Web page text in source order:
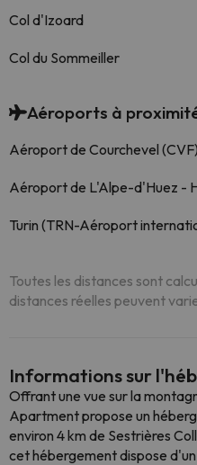
Col d'Izoard
Col du Sommeiller
Aéroports à
Aéroport de Courchevel (CVF)
Aéroport de L'Alpe-d'Huez -
Turin (TRN-Aéroport
Toutes les distances sont
distances réelles peuvent
Informations sur
Offrant une vue sur la
Apartment propose un
environ 4 km de Sestrières
cet hébergement dispose